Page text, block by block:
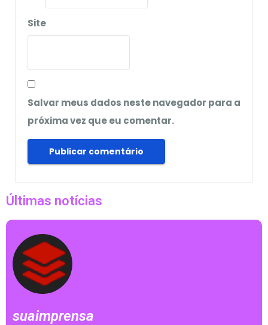
Site
Salvar meus dados neste navegador para a
próxima vez que eu comentar.
Últimas notícias
suaimprensa